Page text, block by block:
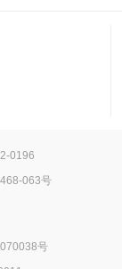
0196
063号
号